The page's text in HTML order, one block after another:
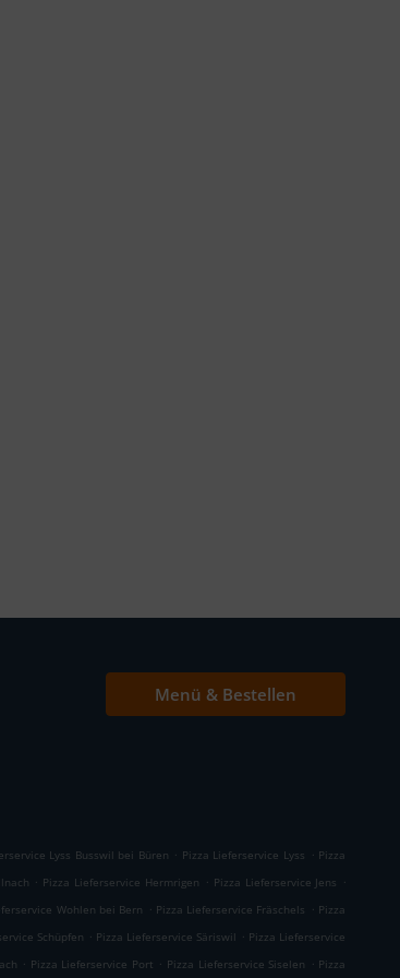
Menü & Bestellen
Lyss Busswil bei Büren . Pizza Lieferservice Lyss . Pizza
. Pizza Lieferservice Hermrigen . Pizza Lieferservice Jens .
Wohlen bei Bern . Pizza Lieferservice Fräschels . Pizza
Schüpfen . Pizza Lieferservice Säriswil . Pizza Lieferservice
. Pizza Lieferservice Port . Pizza Lieferservice Siselen . Pizza